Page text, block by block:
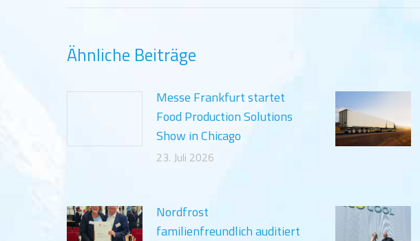
Ähnliche Beiträge
Messe Frankfurt startet
Food Production Solutions
Show in Chicago
23. Juli 2026
Nordfrost
familienfreundlich auditiert